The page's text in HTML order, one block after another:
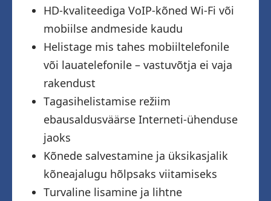
HD-kvaliteediga VoIP-kõned Wi-Fi või
mobiilse andmeside kaudu
Helistage mis tahes mobiiltelefonile
või lauatelefonile – vastuvõtja ei vaja
rakendust
Tagasihelistamise režiim
ebausaldusväärse Interneti-ühenduse
jaoks
Kõnede salvestamine ja üksikasjalik
kõneajalugu hõlpsaks viitamiseks
Turvaline lisamine ja lihtne